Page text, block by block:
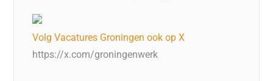
Volg Vacatures Groningen ook op X
https://x.com/groningenwerk